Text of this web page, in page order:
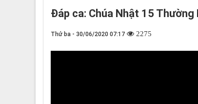
Đáp ca: Chúa Nhật 15 Thường
Thứ ba - 30/06/2020 07:17 2275